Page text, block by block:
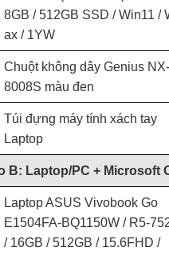
8GB / 512GB SSD / Win11 /
ax / 1YW
Chuột không dây Genius NX-
8008S màu đen
Túi đựng máy tính xách tay
Laptop
B: Laptop/PC + Microsoft
Laptop ASUS Vivobook Go
E1504FA-BQ1150W / R5-
/ 16GB / 512GB / 15.6FHD /